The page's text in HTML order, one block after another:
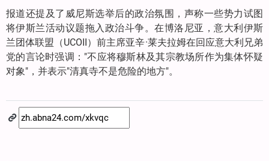
报道还提及了威尼斯选举后的政治氛围，声称一些势力试图
将伊斯兰活动议题拖入政治斗争。在博洛尼亚，意大利伊斯
兰团体联盟（UCOII）前主席亚辛·莱夫拉姆在回应意大利兄弟
党的言论时强调："不应将穆斯林及其宗教场所作为集体怀疑
对象"，并表示"清真寺不是危险的地方"。